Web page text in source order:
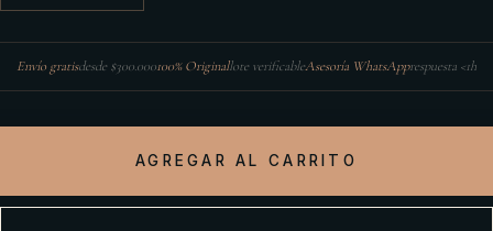
Envío gratisdesde $300.000100% Originallote verificableAsesoría WhatsApprespuesta <1h
AGREGAR AL CARRITO